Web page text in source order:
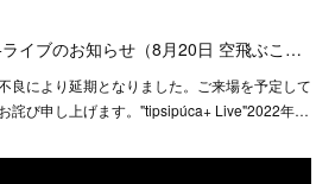
ライブのお知らせ（8月20日 空飛ぶこ…
良により延期となりました。ご来場を予定して
詫び申し上げます。"tipsipúca+ Live"2022年…